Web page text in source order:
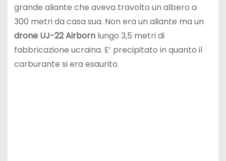
grande aliante che aveva travolto un albero a
300 metri da casa sua. Non era un aliante ma un
drone UJ-22 Airbornlungo 3,5 metri di
fabbricazione ucraina. E’ precipitato in quanto il
carburante si era esaurito.